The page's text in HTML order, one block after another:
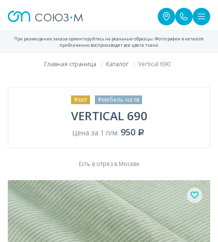
При размещении заказа ориентируйтесь на реальные образцы. Фотографии в каталоге
приближенно воспроизводят все цвета ткани.
Главная страница Каталог Vertical 690
#хит #мебель на тв
VERTICAL 690
Цена за 1 п/м: 950
Есть в отрез в Москве